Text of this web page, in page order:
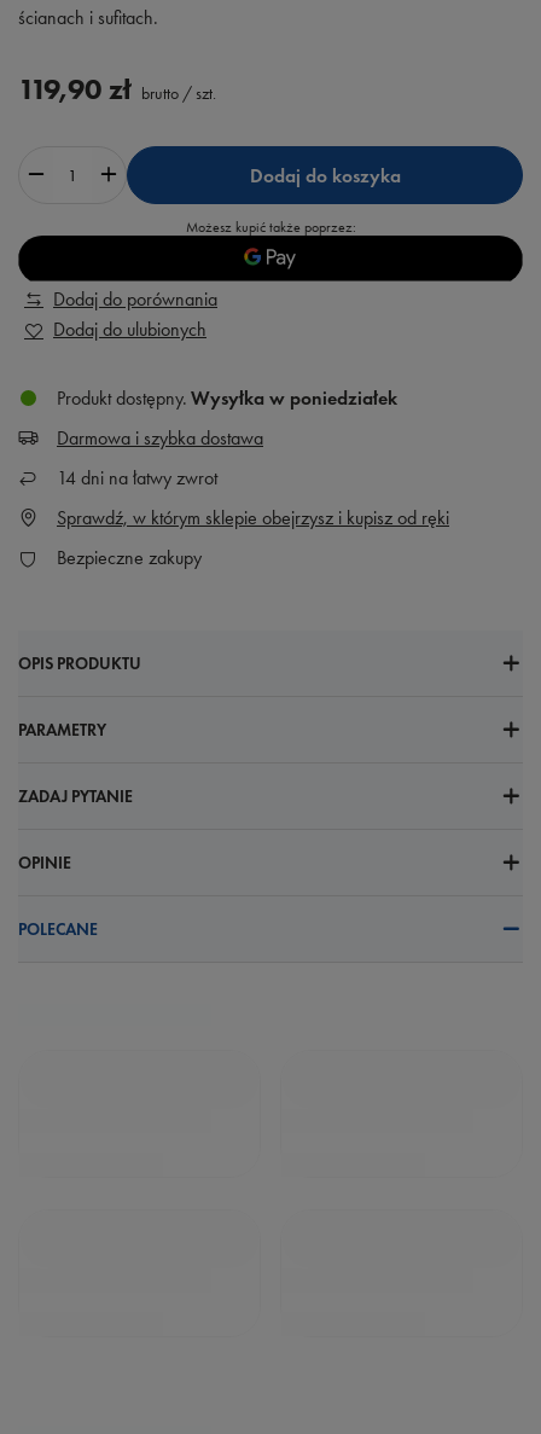
ścianach i sufitach.
119,90 zł brutto / szt.
Dodaj do koszyka
Możesz kupić także poprzez:
Dodaj do porównania
Dodaj do ulubionych
Produkt dostępny Wysyłka w poniedziałek
Darmowa i szybka dostawa
14 dni na łatwy zwrot
Sprawdź, w którym sklepie obejrzysz i kupisz od ręki
Bezpieczne zakupy
OPIS PRODUKTU
PARAMETRY
ZADAJ PYTANIE
OPINIE
POLECANE